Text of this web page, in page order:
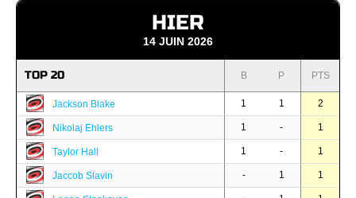
HIER
14 JUIN 2026
TOP 20 B P PTS
Jackson Blake 1 1 2
Nikolaj Ehlers 1 - 1
Taylor Hall 1 - 1
Jaccob Slavin - 1 1